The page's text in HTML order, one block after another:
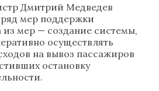
Дмитрий Медведев
мер поддержки
мер — создание системы,
осуществлять
на вывоз пассажиров
остановку